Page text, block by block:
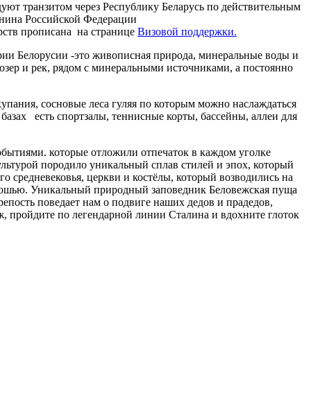
транзитом через Республику Беларусь по действительным
Российской Федерации
прописана на странице Визовой поддержки.
Белорусии -это живописная природа, минеральные воды и
и рек, рядом с минеральными источниками, а постоянно
сосновые леса гуляя по которым можно наслаждаться
есть спортзалы,­ теннисные корты, бассейны, аллеи для
которые отложили отпечаток в каждом уголке
породило уникальный сплав стилей и эпох, который
церкви и костёлы, который возводились на
Уникальный природный заповедник Беловежская пуща
поведает нам о подвиге наших дедов и прадедов,
по легендарной линии Сталина и вдохните глоток